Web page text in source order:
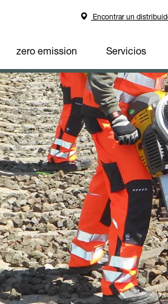
Encontrar un
zero emission Servicios